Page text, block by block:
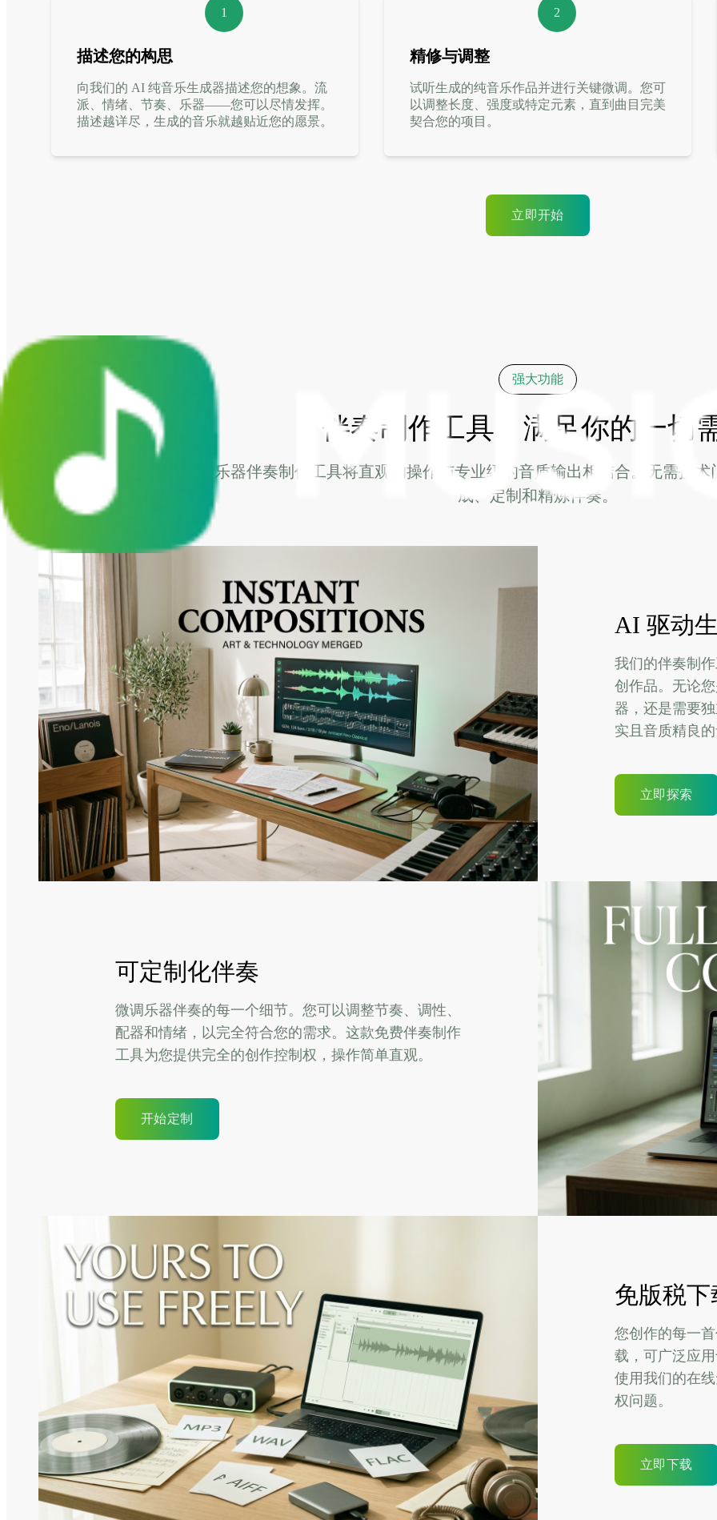
1
描述您的构思
向我们的 AI 纯音乐生成器描述您的想象。流
派、情绪、节奏、乐器——您可以尽情发挥。
描述越详尽，生成的音乐就越贴近您的愿景。
2
精修与调整
试听生成的纯音乐作品并进行关键微调。您可
以调整长度、强度或特定元素，直到曲目完美
契合您的项目。
立即开始
强大功能
伴奏制作工具，满足你的一切
我们的 AI 乐器伴奏制作工具将直观的操作与专业级的音质输出相结合。无需技
成、定制和精炼伴奏。
AI 驱动
我们的伴奏制
创作品。无论
器，还是需要
实且音质精良
立即探索
可定制化伴奏
微调乐器伴奏的每一个细节。您可以调整节奏、调性、
配器和情绪，以完全符合您的需求。这款免费伴奏制作
工具为您提供完全的创作控制权，操作简单直观。
开始定制
免版税下
您创作的每一
载，可广泛应
使用我们的在
权问题。
立即下载